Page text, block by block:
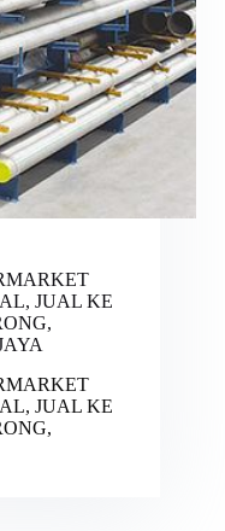
JUAL KE
JUAL KE